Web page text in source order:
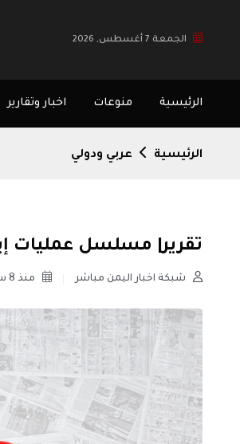
الجمعة 7 أغسطس, 2026
الرئيسية منوعات اخبار وتقارير
الرئيسية عربي ودولي
تقرير| مسلسل عمليات
شبكة اخبار اليمن مباشر منذ 8 سنوات